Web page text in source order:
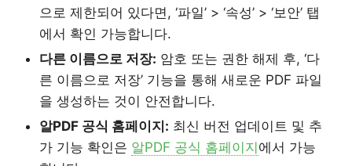
으로 제한되어 있다면, ‘파일’ > ‘속성’ > ‘보안’ 탭
에서 확인 가능합니다.
다른 이름으로 저장: 암호 또는 권한 해제 후, ‘다
른 이름으로 저장’ 기능을 통해 새로운 PDF 파일
을 생성하는 것이 안전합니다.
알PDF 공식 홈페이지: 최신 버전 업데이트 및 추
가 기능 확인은 알PDF 공식 홈페이지에서 가능